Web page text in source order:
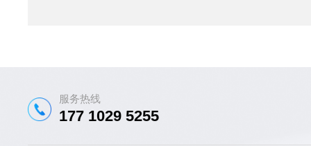
服务热线
177 1029 5255